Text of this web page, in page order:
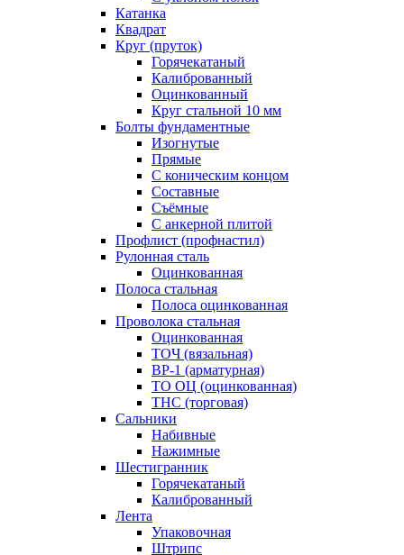
Катанка
Квадрат
Круг (пруток)
Горячекатаный
Калиброванный
Оцинкованный
Круг стальной 10 мм
Болты фундаментные
Изогнутые
Прямые
С коническим концом
Составные
Съёмные
С анкерной плитой
Профлист (профнастил)
Рулонная сталь
Оцинкованная
Полоса стальная
Полоса оцинкованная
Проволока стальная
Оцинкованная
ТОЧ (вязальная)
ВР-1 (арматурная)
ТО ОЦ (оцинкованная)
ТНС (торговая)
Сальники
Набивные
Нажимные
Шестигранник
Горячекатаный
Калиброванный
Лента
Упаковочная
Штрипс